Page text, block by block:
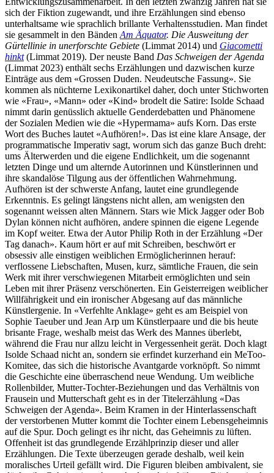
sich der Fiktion zugewandt, und ihre Erzählungen sind ebenso
unterhaltsame wie sprachlich brillante Verhaltensstudien. Man findet
sie gesammelt in den Bänden Am Äquator. Die Ausweitung der
Gürtellinie in unerforschte Gebiete (Limmat 2014) und Giacometti
hinkt(Limmat 2019). Der neuste Band Das Schweigen der Agenda
(Limmat 2023) enthält sechs Erzählungen und dazwischen kurze
Einträge aus dem «Grossen Duden. Neudeutsche Fassung». Sie
kommen als nüchterne Lexikonartikel daher, doch unter Stichworten
wie «Frau», «Mann» oder «Kind» brodelt die Satire: Isolde Schaad
nimmt darin genüsslich aktuelle Genderdebatten und Phänomene
der Sozialen Medien wie die «Hypermama» aufs Korn. Das erste
Wort des Buches lautet «Aufhören!». Das ist eine klare Ansage, der
programmatische Imperativ sagt, worum sich das ganze Buch dreht:
ums Älterwerden und die eigene Endlichkeit, um die sogenannt
letzten Dinge und um alternde Autorinnen und Künstlerinnen und
ihre skandalöse Tilgung aus der öffentlichen Wahrnehmung.
Aufhören ist der schwerste Anfang, lautet eine grundlegende
Erkenntnis. Es gelingt längstens nicht allen, am wenigsten den
sogenannt weissen alten Männern. Stars wie Mick Jagger oder Bob
Dylan können nicht aufhören, andere spinnen die eigene Legende
im Kopf weiter. Etwa der Autor Philip Roth in der Erzählung «Der
Tag danach». Kaum hört er auf mit Schreiben, beschwört er
obsessiv alle einstigen weiblichen Ermöglicherinnen herauf:
verflossene Liebschaften, Musen, kurz, sämtliche Frauen, die sein
Werk mit ihrer verschwiegenen Mitarbeit ermöglichten und sein
Leben mit ihrer Präsenz verschönerten. Ein Geisterreigen weiblicher
Willfährigkeit und ein ironischer Abgesang auf das männliche
Künstlergenie. In «Verfehlte Anklage» geht es am Beispiel von
Sophie Taeuber und Jean Arp um Künstlerpaare und die bis heute
brisante Frage, weshalb meist das Werk des Mannes überlebt,
während die Frau nur allzu leicht in Vergessenheit gerät. Doch klagt
Isolde Schaad nicht an, sondern sie erfindet kurzerhand ein MeToo-
Komitee, das sich die historische Avantgarde vorknöpft. So nimmt
die Geschichte eine überraschend neue Wendung. Um weibliche
Rollenbilder, Mutter-Tochter-Beziehungen und das Verhältnis von
Frausein und Mutterschaft geht es in der Titelerzählung «Das
Schweigen der Agenda». Beim Kramen in der Hinterlassenschaft
der verstorbenen Mutter kommt die Tochter einem Lebensgeheimnis
auf die Spur. Doch gelingt es ihr nicht, das Geheimnis zu lüften.
Offenheit ist das grundlegende Erzählprinzip dieser und aller
Erzählungen. Die Texte überzeugen gerade deshalb, weil kein
moralisches Urteil gefällt wird. Die Figuren bleiben ambivalent, sie